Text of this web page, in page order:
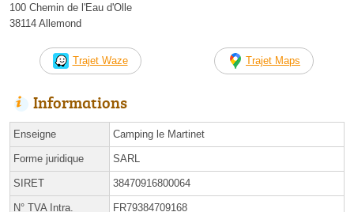
100 Chemin de l'Eau d'Olle
38114 Allemond
Trajet Waze Trajet Maps
Informations
Enseigne Camping le Martinet
Forme juridique SARL
SIRET 38470916800064
N° TVA Intra. FR79384709168